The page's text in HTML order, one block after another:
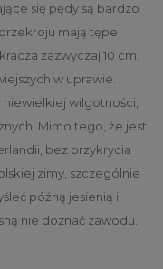
się pędy są bardzo
mają tępe
zazwyczaj 10 cm.
w uprawie.
wilgotności,
Mimo tego, że jest
bez przykrycia
zimy, szczególnie
późną jesienią i
nie doznać zawodu.